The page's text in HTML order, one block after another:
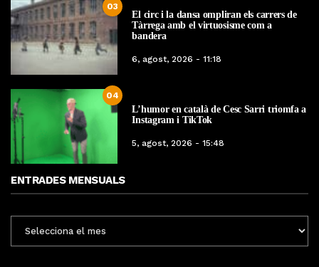
03
El circ i la dansa ompliran els carrers de
Tàrrega amb el virtuosisme com a
bandera
6, agost, 2026 - 11:18
04
L’humor en català de Cesc Sarri triomfa a
Instagram i TikTok
5, agost, 2026 - 15:48
ENTRADES MENSUALS
MENSUALS